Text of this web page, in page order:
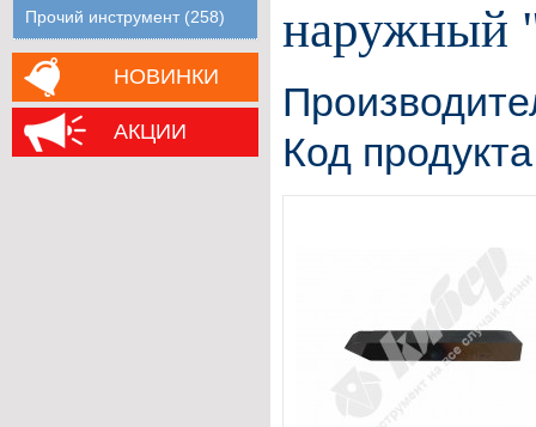
Прочий инструмент (258)
НОВИНКИ
АКЦИИ
наружный
Код